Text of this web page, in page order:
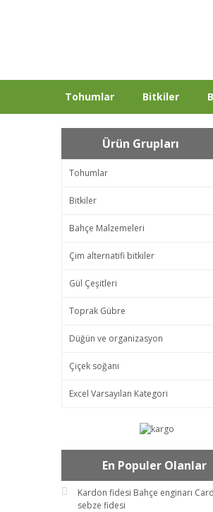
Tohumlar Bitkiler
Ürün Grupları
Tohumlar
Bitkiler
Bahçe Malzemeleri
Çim alternatifi bitkiler
Gül Çeşitleri
Toprak Gübre
Düğün ve organizasyon
Çiçek soğanı
Excel Varsayılan Kategori
En Populer Olanlar
Kardon fidesi Bahçe enginarı
sebze fidesi